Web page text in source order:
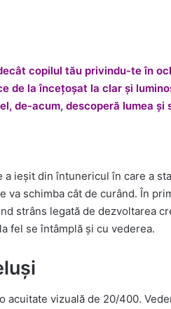
copilul tău privindu-te în
de la încețoșat la clar și
de-acum, descoperă lumea și
a ieșit din întunericul în care a
va schimba cât de curând. În
strâns legată de dezvoltarea
fel se întâmplă și cu vederea.
acuitate vizuală de 20/400.